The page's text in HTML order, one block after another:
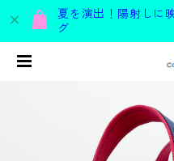
夏を演出！陽射しに
グ